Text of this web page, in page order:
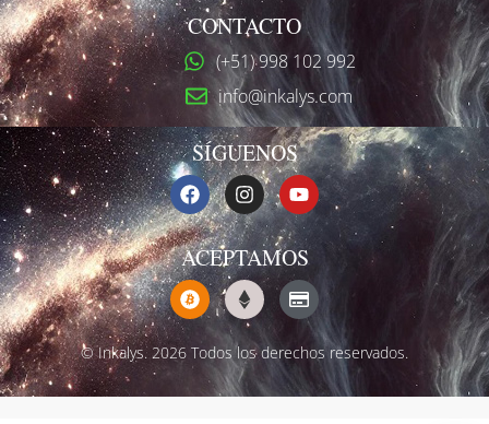
CONTACTO
(+51) 998 102 992
info@inkalys.com
SÍGUENOS
ACEPTAMOS
© Inkalys. 2026 Todos los derechos reservados.